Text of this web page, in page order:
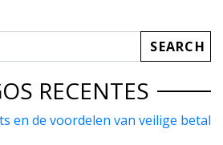
RECENTES
en de voordelen van veilige betal